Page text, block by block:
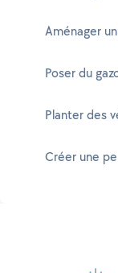
Aménager
Poser du
Planter des
Créer une